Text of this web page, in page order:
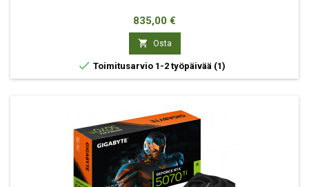
Hinta
835,00 €
 Osta
 Toimitusarvio 1-2 työpäivää (1)